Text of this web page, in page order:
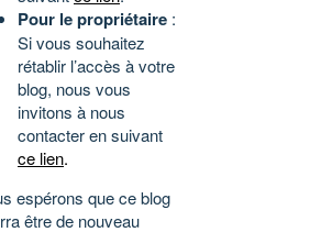
Pour le propriétaire :
Si vous souhaitez
rétablir l’accès à votre
blog, nous vous
invitons à nous
contacter en suivant
ce lien.
espérons que ce blog
être de nouveau